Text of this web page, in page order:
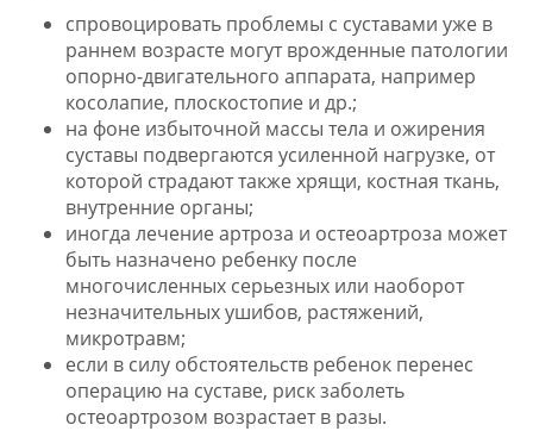
спровоцировать проблемы с суставами уже в
раннем возрасте могут врожденные патологии
опорно-двигательного аппарата, например
косолапие, плоскостопие и др.;
на фоне избыточной массы тела и ожирения
суставы подвергаются усиленной нагрузке, от
которой страдают также хрящи, костная ткань,
внутренние органы;
иногда лечение артроза и остеоартроза может
быть назначено ребенку после
многочисленных серьезных или наоборот
незначительных ушибов, растяжений,
микротравм;
если в силу обстоятельств ребенок перенес
операцию на суставе, риск заболеть
остеоартрозом возрастает в разы.